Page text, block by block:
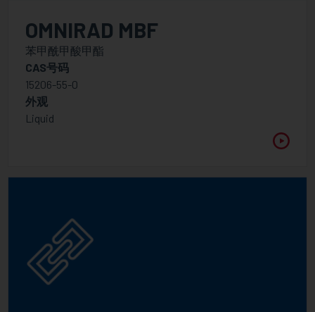
OMNIRAD MBF
苯甲酰甲酸甲酯
CAS号码
15206-55-0
外观
Liquid